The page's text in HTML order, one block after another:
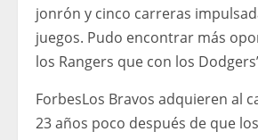
jonrón y cinco carreras
juegos. Pudo encontrar más
los Rangers que con los
ForbesLos Bravos adquieren al
23 años poco después de que